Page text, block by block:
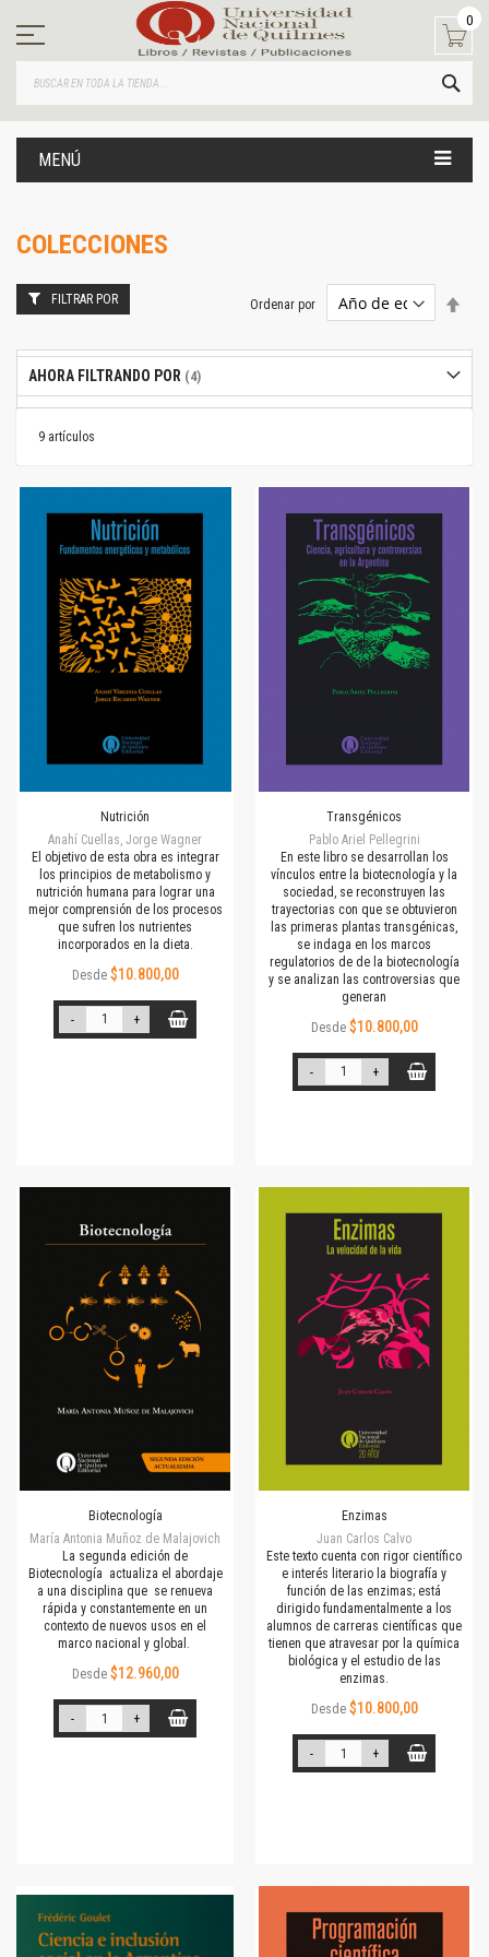
contenido
0
MENÚ
COLECCIONES
9 artículos
Ordenar por
Nutrición
Anahí Cuellas, Jorge Wagner
El objetivo de esta obra es integrar
los principios de metabolismo y
nutrición humana para lograr una
mejor comprensión de los procesos
que sufren los nutrientes
incorporados en la dieta.
Desde $10.800,00
- +
Transgénicos
Pablo Ariel Pellegrini
En este libro se desarrollan los
vínculos entre la biotecnología y la
sociedad, se reconstruyen las
trayectorias con que se obtuvieron
las primeras plantas transgénicas,
se indaga en los marcos
regulatorios de de la biotecnología
y se analizan las controversias que
generan
Desde $10.800,00
- +
Biotecnología
María Antonia Muñoz de Malajovich
La segunda edición de
Biotecnología actualiza el abordaje
a una disciplina que se renueva
rápida y constantemente en un
contexto de nuevos usos en el
marco nacional y global.
Desde $12.960,00
- +
Enzimas
Juan Carlos Calvo
Este texto cuenta con rigor científico
e interés literario la biografía y
función de las enzimas; está
dirigido fundamentalmente a los
alumnos de carreras científicas que
tienen que atravesar por la química
biológica y el estudio de las
enzimas.
Desde $10.800,00
- +
FILTRAR POR
AHORA FILTRANDO POR